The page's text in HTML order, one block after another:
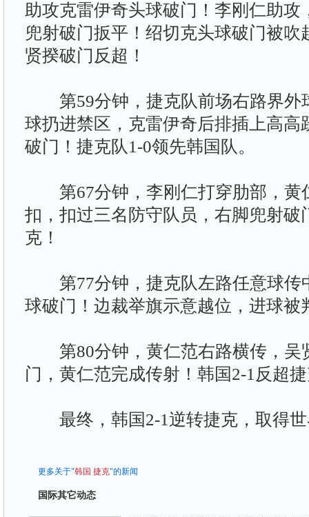
助攻克雷伊奇头球破门！李刚仁助攻
兜射破门扳平！绍切克头球破门被吹
贤揆破门反超！
第59分钟，捷克队前场右路界外
球扔进禁区，克雷伊奇后排插上高高
破门！捷克队1-0领先韩国队。
第67分钟，李刚仁打穿肋部，黄
扣，扣过三名防守队员，右脚兜射破
克！
第77分钟，捷克队左路任意球传
球破门！边裁举旗示意越位，进球被
第80分钟，黄仁范右路横传，吴
门，黄仁范完成传射！韩国2-1反超
最终，韩国2-1逆转捷克，取得世
更多关于"韩国 捷克"的新闻
国际其它动态